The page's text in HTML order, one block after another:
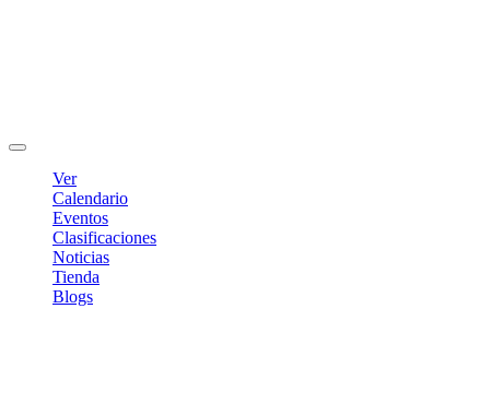
Ver
Calendario
Eventos
Clasificaciones
Noticias
Tienda
Blogs